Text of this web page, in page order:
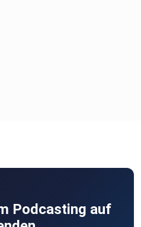
Podcasting auf